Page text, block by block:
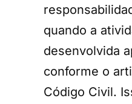
quando a
desenvolvida
conforme o
Código Civil.